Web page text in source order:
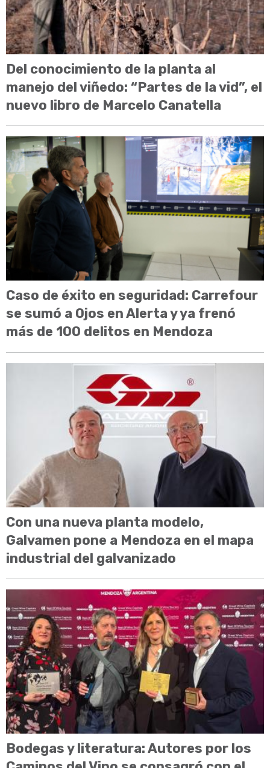
Del conocimiento de la planta al
manejo del viñedo: “Partes de la vid”, el
nuevo libro de Marcelo Canatella
Caso de éxito en seguridad: Carrefour
se sumó a Ojos en Alerta y ya frenó
más de 100 delitos en Mendoza
Con una nueva planta modelo,
Galvamen pone a Mendoza en el mapa
industrial del galvanizado
Bodegas y literatura: Autores por los